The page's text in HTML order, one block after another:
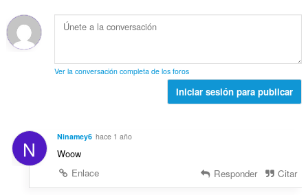
Ver la conversación completa de los foros
Iniciar sesión para publicar
N Ninamey6 hace 1 año
Woow
Enlace
Responder Citar